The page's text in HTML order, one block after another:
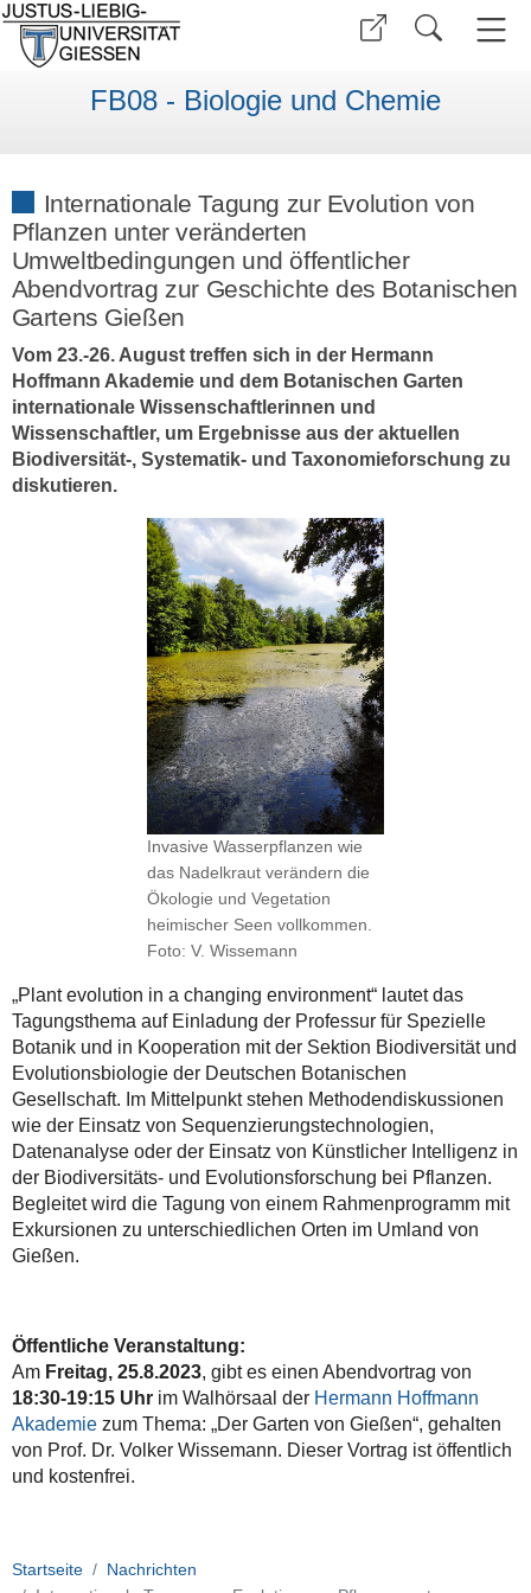
FB08 - Biologie und Chemie
Internationale Tagung zur Evolution von
Pflanzen unter veränderten
Umweltbedingungen und öffentlicher
Abendvortrag zur Geschichte des Botanischen
Gartens Gießen
Vom 23.-26. August treffen sich in der Hermann
Hoffmann Akademie und dem Botanischen Garten
internationale Wissenschaftlerinnen und
Wissenschaftler, um Ergebnisse aus der aktuellen
Biodiversität-, Systematik- und Taxonomieforschung zu
diskutieren.
Invasive Wasserpflanzen wie
das Nadelkraut verändern die
Ökologie und Vegetation
heimischer Seen vollkommen.
Foto: V. Wissemann
„Plant evolution in a changing environment“ lautet das
Tagungsthema auf Einladung der Professur für Spezielle
Botanik und in Kooperation mit der Sektion Biodiversität und
Evolutionsbiologie der Deutschen Botanischen
Gesellschaft. Im Mittelpunkt stehen Methodendiskussionen
wie der Einsatz von Sequenzierungstechnologien,
Datenanalyse oder der Einsatz von Künstlicher Intelligenz in
der Biodiversitäts- und Evolutionsforschung bei Pflanzen.
Begleitet wird die Tagung von einem Rahmenprogramm mit
Exkursionen zu unterschiedlichen Orten im Umland von
Gießen.
Öffentliche Veranstaltung:
Am Freitag, 25.8.2023, gibt es einen Abendvortrag von
18:30-19:15 Uhrim Walhörsaal der Hermann Hoffmann
Akademiezum Thema: „Der Garten von Gießen“, gehalten
von Prof. Dr. Volker Wissemann. Dieser Vortrag ist öffentlich
und kostenfrei.
Startseite
Nachrichten